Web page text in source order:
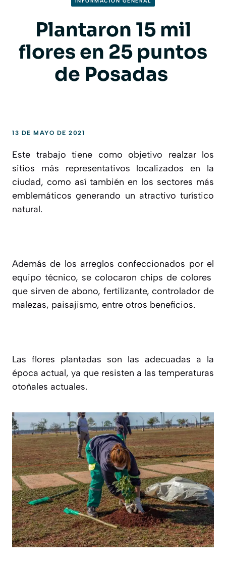
Plantaron 15 mil
flores en 25 puntos
de Posadas
13 DE MAYO DE 2021
Este trabajo tiene como objetivo realzar los
sitios más representativos localizados en la
ciudad, como así también en los sectores más
emblemáticos generando un atractivo turístico
natural.
Además de los arreglos confeccionados por el
equipo técnico, se colocaron chips de colores
que sirven de abono, fertilizante, controlador de
malezas, paisajismo, entre otros beneficios.
Las flores plantadas son las adecuadas a la
época actual, ya que resisten a las temperaturas
otoñales actuales.